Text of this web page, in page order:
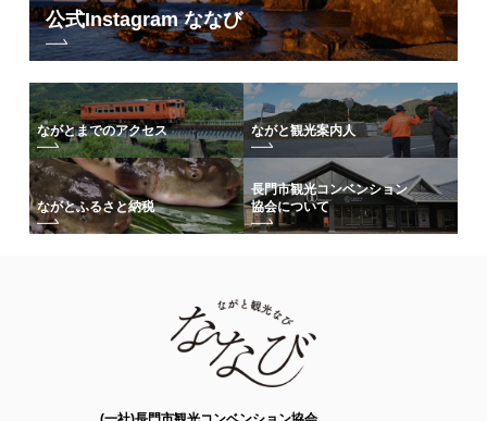
公式Instagram ななび
ながとまでのアクセス ながと観光案内人
ながとふるさと納税
長門市観光コンベンション
協会について